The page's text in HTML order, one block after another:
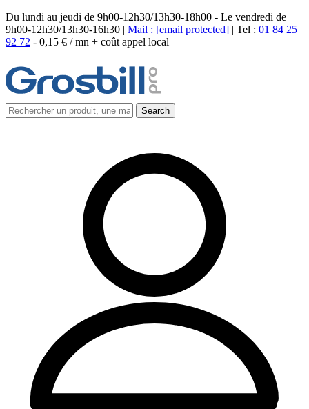
Du lundi au jeudi de 9h00-12h30/13h30-18h00 - Le vendredi de
9h00-12h30/13h30-16h30 | Mail : [email protected] | Tel : 01 84 25
92 72 - 0,15 € / mn + coût appel local